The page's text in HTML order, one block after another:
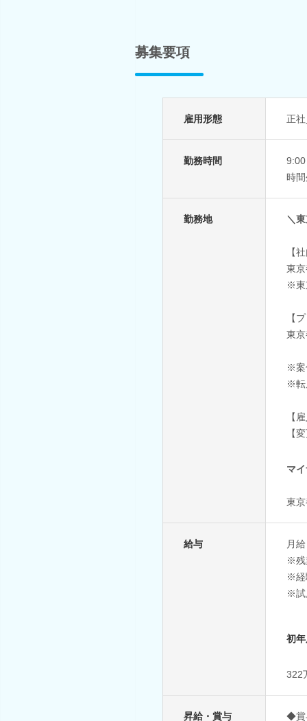
募集要項
雇用形態 正
勤務時間
時
勤務地 ＼
【
東
※東
【
東
※案
※転
【
【
マ
東
給与
月
※残
※経
※試
初
322
昇給・賞与 ◆賞